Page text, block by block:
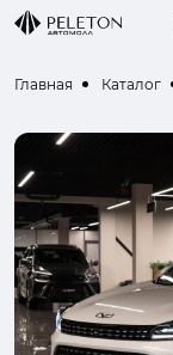
Главная Каталог